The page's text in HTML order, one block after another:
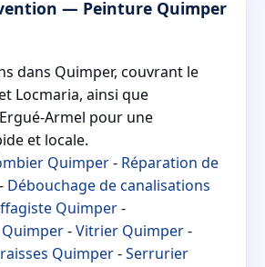
— Peinture Quimper
dans Quimper, couvrant le
Locmaria, ainsi que
Armel pour une
et locale.
Quimper- Réparation de
- Débouchage de canalisations
Quimper-
-Vitrier Quimper-
Quimper-Serrurier